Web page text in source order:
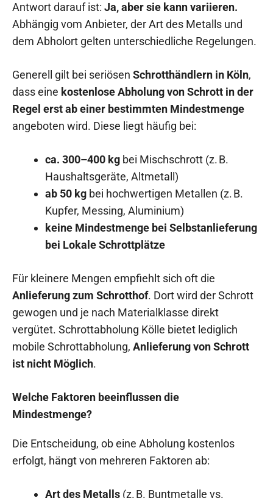
Antwort darauf ist: Ja, aber sie kann variieren.
Abhängig vom Anbieter, der Art des Metalls und
dem Abholort gelten unterschiedliche Regelungen.
Generell gilt bei seriösen Schrotthändlern in Köln,
dass eine kostenlose Abholung von Schrott in der
Regel erst ab einer bestimmten Mindestmenge
angeboten wird. Diese liegt häufig bei:
ca. 300–400 kg bei Mischschrott (z. B.
Haushaltsgeräte, Altmetall)
ab 50 kg bei hochwertigen Metallen (z. B.
Kupfer, Messing, Aluminium)
keine Mindestmenge bei Selbstanlieferung
bei Lokale Schrottplätze
Für kleinere Mengen empfiehlt sich oft die
Anlieferung zum Schrotthof. Dort wird der Schrott
gewogen und je nach Materialklasse direkt
vergütet. Schrottabholung Kölle bietet lediglich
mobile Schrottabholung, Anlieferung von Schrott
ist nicht Möglich.
Welche Faktoren beeinflussen die
Mindestmenge?
Die Entscheidung, ob eine Abholung kostenlos
erfolgt, hängt von mehreren Faktoren ab:
Art des Metalls (z. B. Buntmetalle vs.